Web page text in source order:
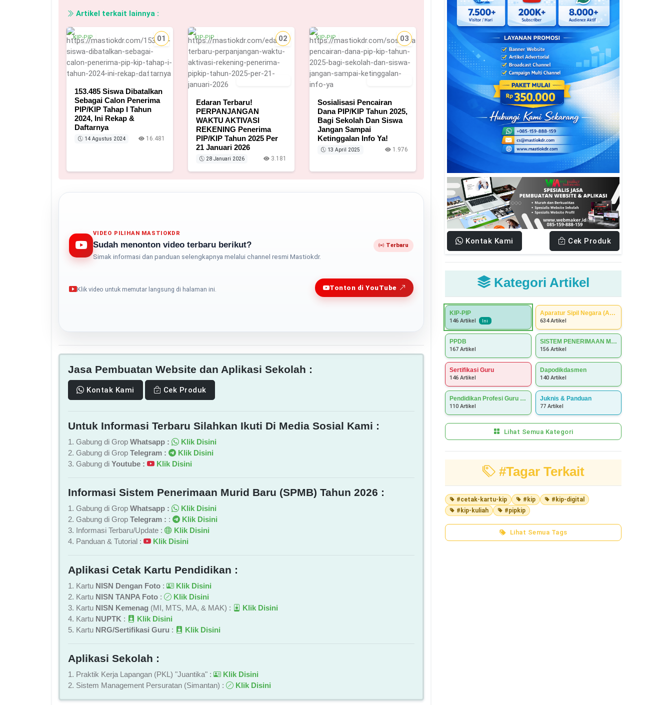
Artikel terkait lainnya :
14 Agustus 2024
01
KIP-PIP
153.485 Siswa Dibatalkan
Sebagai Calon Penerima
PIP/KIP Tahap I Tahun
2024, Ini Rekap &
Daftarnya
14 Agustus 2024 16.481
02
KIP-PIP
Edaran Terbaru!
PERPANJANGAN
WAKTU AKTIVASI
REKENING Penerima
PIP/KIP Tahun 2025 Per
21 Januari 2026
28 Januari 2026 3.181
03
KIP-PIP
Sosialisasi Pencairan
Dana PIP/KIP Tahun 2025,
Bagi Sekolah Dan Siswa
Jangan Sampai
Ketinggalan Info Ya!
13 April 2025 1.976
VIDEO PILIHAN MASTIOKDR
Sudah menonton video terbaru berikut?
Simak informasi dan panduan selengkapnya melalui channel resmi Mastiokdr.
Terbaru
Klik video untuk memutar langsung di halaman ini. Tonton di YouTube
Jasa Pembuatan Website dan Aplikasi Sekolah :
Kontak Kami Cek Produk
Untuk Informasi Terbaru Silahkan Ikuti Di Media Sosial Kami :
1. Gabung di Grop Whatsapp :
Klik Disini
2. Gabung di Grop Telegram :
Klik Disini
3. Gabung di Youtube : Klik Disini
Informasi Sistem Penerimaan Murid Baru (SPMB) Tahun 2026 :
1. Gabung di Grop Whatsapp :
Klik Disini
2. Gabung di Grop Telegram : :
Klik Disini
3. Informasi Terbaru/Update :
Klik Disini
4. Panduan & Tutorial :
Klik Disini
Aplikasi Cetak Kartu Pendidikan :
1. Kartu NISN Dengan Foto :
Klik Disini
2. Kartu NISN TANPA Foto :
Klik Disini
3. Kartu NISN Kemenag (MI, MTS, MA, & MAK) :
Klik Disini
4. Kartu NUPTK :
Klik Disini
5. Kartu NRG/Sertifikasi Guru : Klik Disini
Aplikasi Sekolah :
1. Praktik Kerja Lapangan (PKL) "Juantika" :
Klik Disini
2. Sistem Management Persuratan (Simantan) :
Klik Disini
Kontak Kami Cek Produk
Kategori Artikel
KIP-PIP
146 Artikel Ini
Aparatur Sipil Negara (ASN)
634 Artikel
PPDB
167 Artikel
SISTEM PENERIMAAN MURID BARU (SPMB)
156 Artikel
Sertifikasi Guru
146 Artikel
Dapodikdasmen
140 Artikel
Pendidikan Profesi Guru (PPG)
110 Artikel
Juknis & Panduan
77 Artikel
Lihat Semua Kategori
#Tagar Terkait
#cetak-kartu-kip #kip
#kip-digital
#kip-kuliah
#pipkip
Lihat Semua Tags